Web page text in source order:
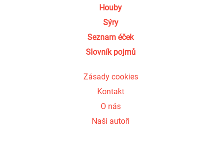
Houby
Sýry
Seznam éček
Slovník pojmů
Zásady cookies
Kontakt
O nás
Naši autoři